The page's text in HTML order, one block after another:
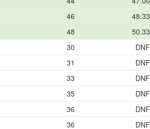
46 48.33
48 50.33
30 DNF
31 DNF
33 DNF
35 DNF
36 DNF
36 DNF